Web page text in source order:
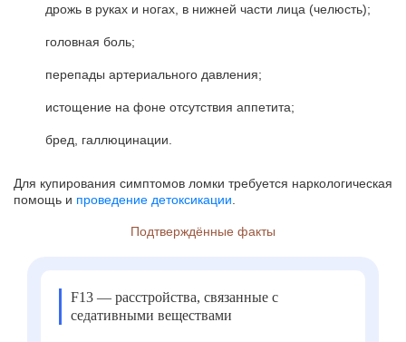
дрожь в руках и ногах, в нижней части лица (челюсть);
головная боль;
перепады артериального давления;
истощение на фоне отсутствия аппетита;
бред, галлюцинации.
Для купирования симптомов ломки требуется наркологическая
помощь и проведение детоксикации
Подтверждённые факты
F13 — расстройства, связанные с
седативными веществами